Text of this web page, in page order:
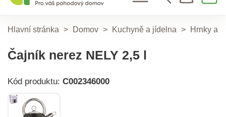
Hlavní stránka > Domov > Kuchyně a jídelna > Hrnky a
Čajník nerez NELY 2,5 l
Kód produktu: C002346000